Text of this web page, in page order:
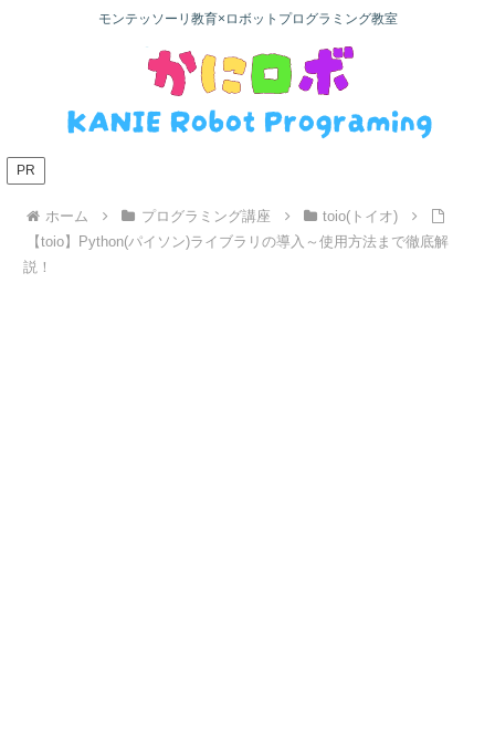
モンテッソーリ教育×ロボットプログラミング教室
PR
ホーム プログラミング講座
toio(トイオ)
【toio】Python(パイソン)ライブラリの導入～使用方法まで徹底解
説！